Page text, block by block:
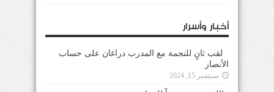
أخبار وأسرار
لقب ثانٍ للنجمة مع المدرب دراغان على حساب
الأنصار
سبتمبر 15, 2024